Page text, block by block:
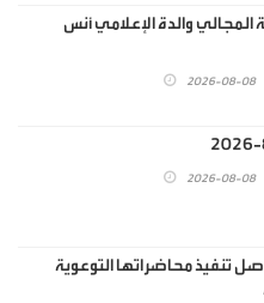
المجالي والدة الإعلامي أنس
2026-08-08
2026-08-08
تنفيذ محاضراتها التوعوية